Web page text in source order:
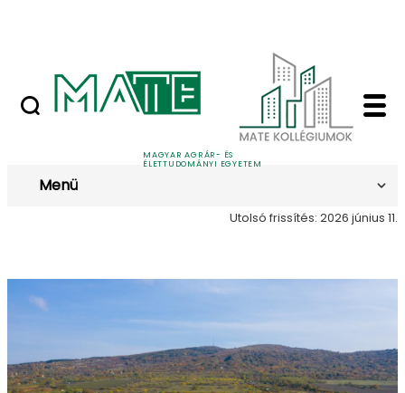
MAGYAR AGRÁR- ÉS
ÉLETTUDOMÁNYI EGYETEM
Bemutatkozás -
Bemutatkozás
Menü
Utolsó frissítés: 2026 június 11.